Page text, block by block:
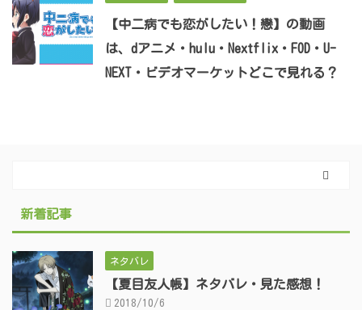
【中二病でも恋がしたい！戀】の動画
は、dアニメ・hulu・Nextflix・FOD・U-
NEXT・ビデオマーケットどこで見れる？
新着記事
ネタバレ
【夏目友人帳】ネタバレ・見た感想！
2018/10/6